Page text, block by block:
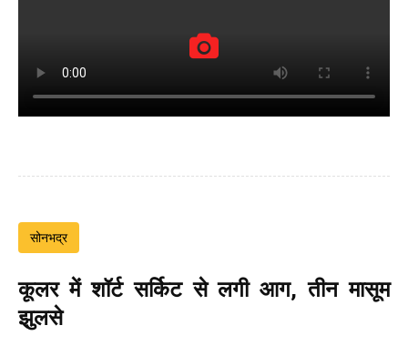
सोनभद्र
कूलर में शॉर्ट सर्किट से लगी आग, तीन मासूम
झुलसे